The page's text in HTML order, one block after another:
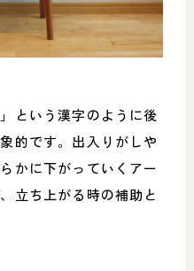
という漢字のように後
的です。出入りがしや
かに下がっていくアー
立ち上がる時の補助と